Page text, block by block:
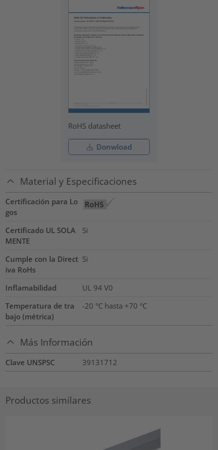
RoHS datasheet
Donwload
Material y Especificaciones
Certificación para Lo
gos
Certificado UL SOLA
MENTE
Si
Cumple con la Direct
iva RoHs
Si
Inflamabilidad
UL 94 V0
Temperatura de tra
bajo (métrica)
-20 °C hasta +70 °C
Más Información
Clave UNSPSC 39131712
Productos similares